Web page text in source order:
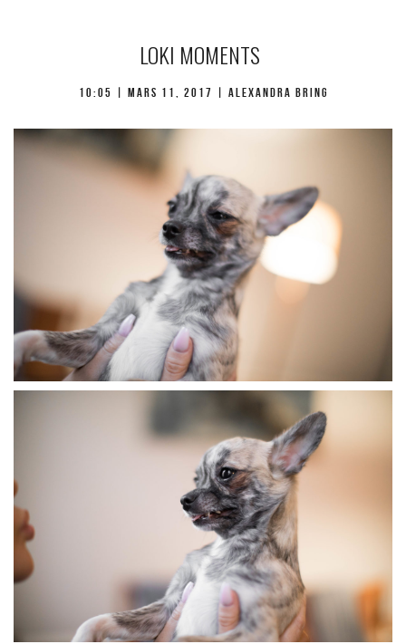
LOKI MOMENTS
10:05 | mars 11, 2017 | Alexandra Bring